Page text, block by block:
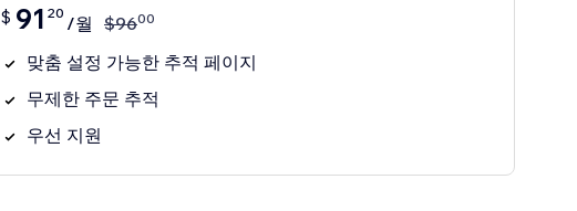
$ 91 20 /월 $9600
맞춤 설정 가능한 추적 페이지
무제한 주문 추적
우선 지원